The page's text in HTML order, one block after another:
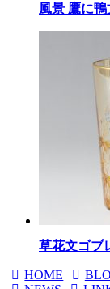
風景 鷹に
草花文ゴブ
HOME